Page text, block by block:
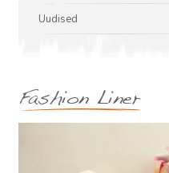
Uudised
Fashion Liner